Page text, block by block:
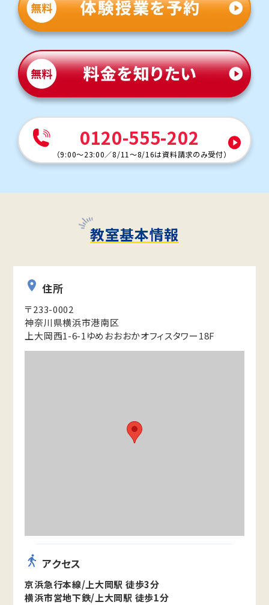
0120-555-202
（9:00～23:00／8/11～8/16は資料請求のみ受付）
教室基本情報
住所
〒233-0002
神奈川県横浜市港南区
上大岡西1-6-1ゆめおおおかオフィスタワー18F
アクセス
京浜急行本線/上大岡駅 徒歩3分
横浜市営地下鉄/上大岡駅 徒歩1分